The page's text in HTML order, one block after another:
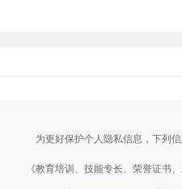
为更好保护个人隐私信息，下列
《教育培训、技能专长、荣誉证书